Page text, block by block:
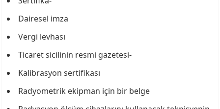
Dairesel imza
Vergi levhası
Ticaret sicilinin resmi gazetesi-
Kalibrasyon sertifikası
Radyometrik ekipman için bir belge